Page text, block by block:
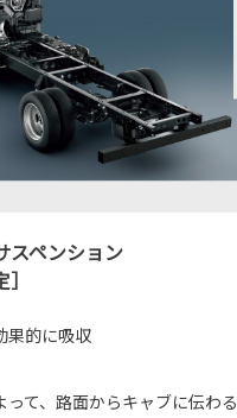
スペンション
果的に吸収
って、路面からキャブに伝わ